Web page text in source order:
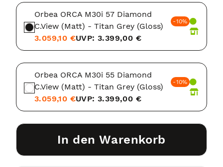
Orbea ORCA M30i 57 Diamond
C.View (Matt) - Titan Grey (Gloss)
3.059,10 €UVP: 3.399,00 €
-10%
Orbea ORCA M30i 55 Diamond
C.View (Matt) - Titan Grey (Gloss)
3.059,10 €UVP: 3.399,00 €
-10%
In den Warenkorb